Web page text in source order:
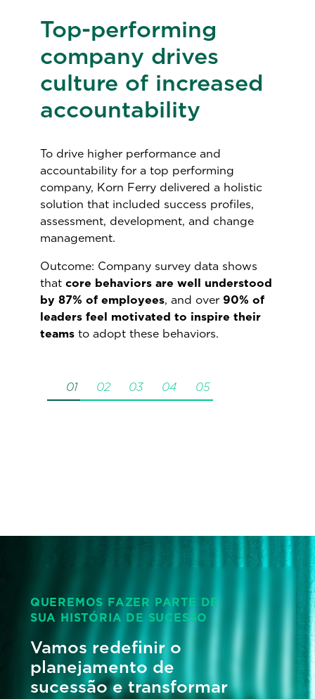
Top-performing
company drives
culture of increased
accountability
To drive higher performance and
accountability for a top performing
company, Korn Ferry delivered a holistic
solution that included success profiles,
assessment, development, and change
management.​
Outcome: Company survey data shows
that core behaviors are well understood
by 87% of employees, and over 90% of
leaders feel motivated to inspire their
teamsto adopt these behaviors.
01 02 03 04 05
QUEREMOS FAZER PARTE DE
SUA HISTÓRIA DE SUCESSO
Vamos redefinir o
planejamento de
sucessão e transformar